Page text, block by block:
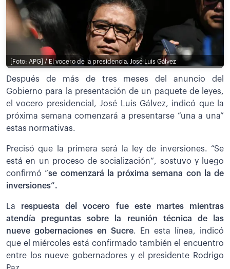
[Foto: APG] / El vocero de la presidencia, José Luis Gálvez
Después de más de tres meses del anuncio del
Gobierno para la presentación de un paquete de leyes,
el vocero presidencial, José Luis Gálvez, indicó que la
próxima semana comenzará a presentarse “una a una”
estas normativas.
Precisó que la primera será la ley de inversiones. “Se
está en un proceso de socialización”, sostuvo y luego
confirmó “se comenzará la próxima semana con la de
inversiones”.
La respuesta del vocero fue este martes mientras
atendía preguntas sobre la reunión técnica de las
nueve gobernaciones en Sucre. En esta línea, indicó
que el miércoles está confirmado también el encuentro
entre los nueve gobernadores y el presidente Rodrigo